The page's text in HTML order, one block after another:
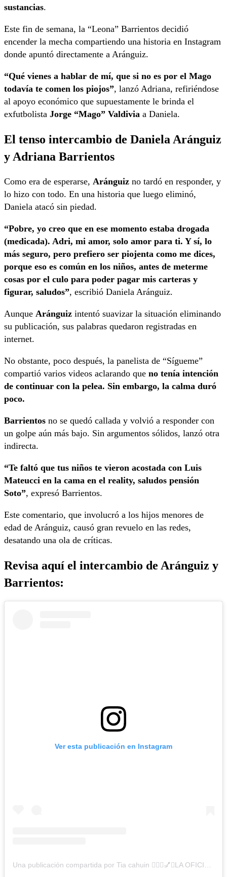
sustancias.
Este fin de semana, la “Leona” Barrientos decidió
encender la mecha compartiendo una historia en Instagram
donde apuntó directamente a Aránguiz.
“Qué vienes a hablar de mí, que si no es por el Mago
todavía te comen los piojos”, lanzó Adriana, refiriéndose
al apoyo económico que supuestamente le brinda el
exfutbolista Jorge “Mago” Valdivia a Daniela.
El tenso intercambio de Daniela Aránguiz
y Adriana Barrientos
Como era de esperarse, Aránguiz no tardó en responder, y
lo hizo con todo. En una historia que luego eliminó,
Daniela atacó sin piedad.
“Pobre, yo creo que en ese momento estaba drogada
(medicada). Adri, mi amor, solo amor para ti. Y sí, lo
más seguro, pero prefiero ser piojenta como me dices,
porque eso es común en los niños, antes de meterme
cosas por el culo para poder pagar mis carteras y
figurar, saludos”, escribió Daniela Aránguiz.
Aunque Aránguiz intentó suavizar la situación eliminando
su publicación, sus palabras quedaron registradas en
internet.
No obstante, poco después, la panelista de “Sígueme”
compartió varios videos aclarando que no tenía intención
de continuar con la pelea. Sin embargo, la calma duró
poco.
Barrientos no se quedó callada y volvió a responder con
un golpe aún más bajo. Sin argumentos sólidos, lanzó otra
indirecta.
“Te faltó que tus niños te vieron acostada con Luis
Mateucci en la cama en el reality, saludos pensión
Soto”, expresó Barrientos.
Este comentario, que involucró a los hijos menores de
edad de Aránguiz, causó gran revuelo en las redes,
desatando una ola de críticas.
Revisa aquí el intercambio de Aránguiz y
Barrientos:
Ver esta publicación en Instagram
Una publicación compartida por Tia cahuin 💁🏻‍♀️💅✨LA OFICIAL💋 (@cuatrodientes.cl1)